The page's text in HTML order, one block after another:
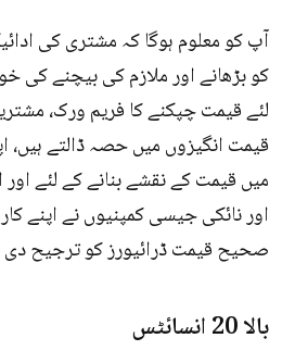
آپ کو معلوم ہوگا کہ مشتری کی
کو بڑھانے اور ملازم کی بیچنے کی
لئے قیمت چپکنے کا فریم ورک،
قیمت انگیزوں میں حصہ ڈالتے ہیں،
میں قیمت کے نقشے بنانے کے لئے اور
اور نائکی جیسی کمپنیوں نے اپنے
صحیح قیمت ڈرائیورز کو ترجیح دی
بالا 20 انسائٹس